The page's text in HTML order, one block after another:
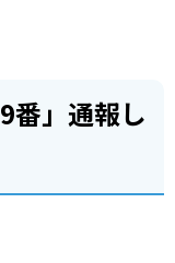
番」通報し